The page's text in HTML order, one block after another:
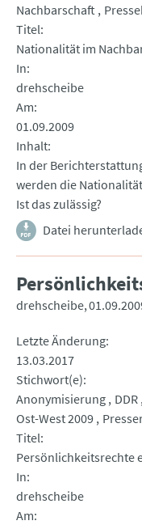
Nachbarschaft
Titel
Nationalität im
In
drehscheibe
Am
01.09.2009
Inhalt
In der
werden die
Ist das zulässig?
Datei
drehscheibe
Letzte Änderung
13.03.2017
Stichwort(e)
Anonymisierung DDR
Ost-West 2009
Titel
Persönlichkeitsrechte
In
drehscheibe
Am